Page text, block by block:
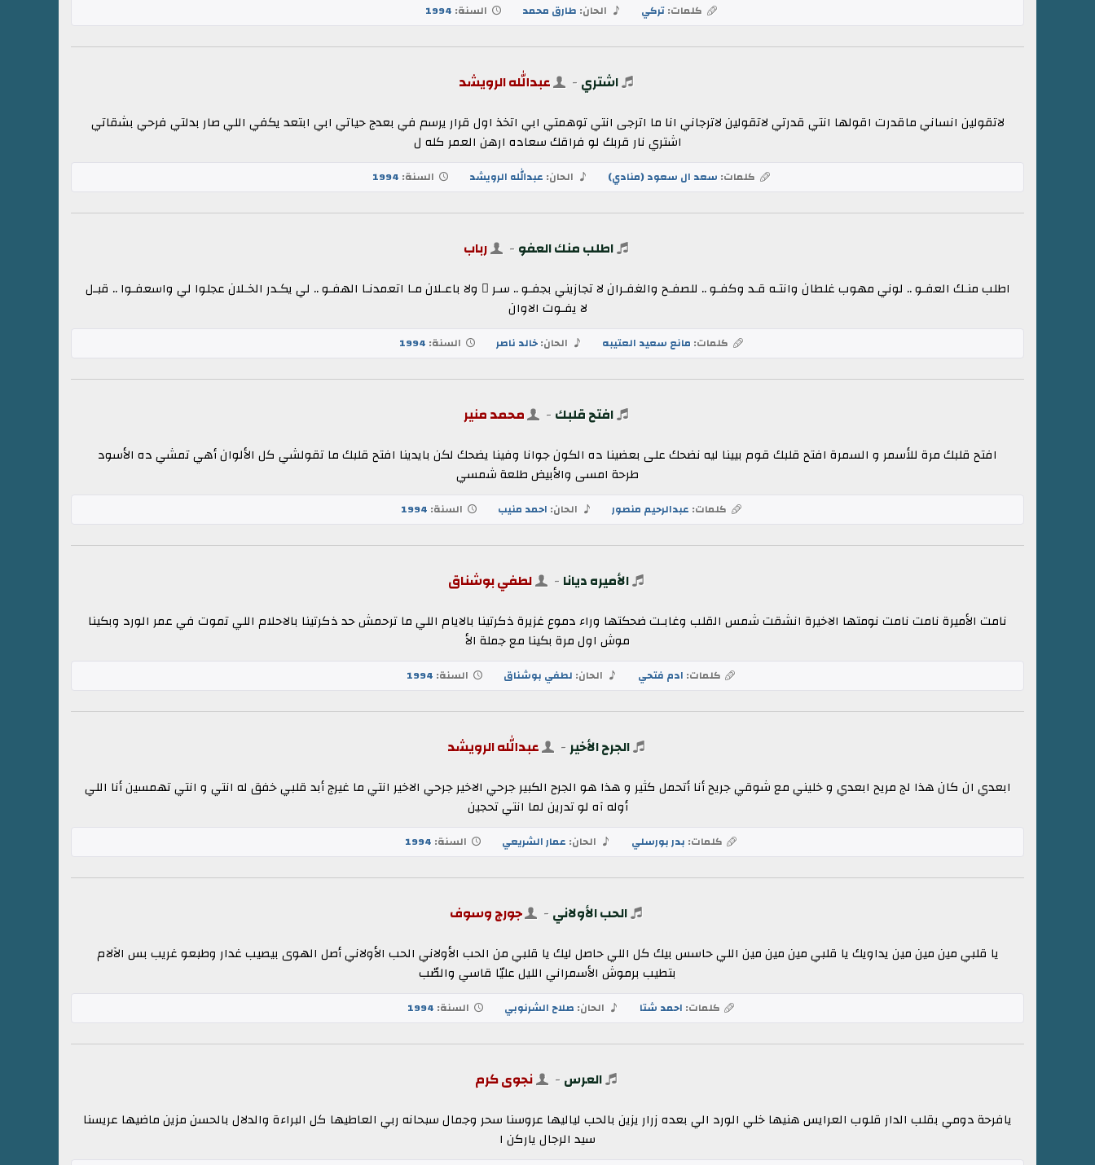
كلمات:تركي الحان: طارق محمد السنة: 1994
اشتري - عبدالله الرويشد
لاتقولين انساني ماقدرت اقولها انتي قدرتي لاتقولين لاترجاني انا ما اترجى انتي توهمتي ابي اتخذ اول قرار يرسم في بعدج حياتي ابي ابتعد يكفي اللي صار بدلتي فرحي بشقاتي
اشتري نار قربك لو فراقك سعاده ارهن العمر كله ل
كلمات: سعد ال سعود (منادي) الحان: عبدالله الرويشد السنة: 1994
اطلب منك العفو - رباب
اطلب منـك العفـو .. لوني مهوب غلطان وانتـه قـد وكفـو .. للصفـح والغفـران لا تجازيني بجفـو .. سـر ٍ ولا باعـلان مـا اتعمدنـا الهفـو .. لي يكـدر الخـلان عجلوا لي واسعفـوا .. قبـل
لا يفـوت الاوان
كلمات: مانع سعيد العتيبه الحان:خالد ناصر السنة: 1994
افتح قلبك - محمد منير
افتح قلبك مرة للأسمر و السمرة افتح قلبك قوم بيينا ليه نضحك على بعضينا ده الكون جوانا وفينا يضحك لكن بايدينا افتح قلبك ما تقولشي كل الألوان أهي تمشي ده الأسود
طرحة امسى والأبيض طلعة شمسي
كلمات: عبدالرحيم منصور الحان: احمد منيب السنة: 1994
الأميره ديانا - لطفي بوشناق
نامت الأميرة نامت نامت نومتها الاخيرة انشقت شمس القلب وغابـت ضحكتها وراء دموع غزيرة ذكرتينا بالايام اللي ما ترحمش حد ذكرتينا بالاحلام اللي تموت في عمر الورد وبكينا
موش اول مرة بكينا مع جملة الأ
كلمات: ادم فتحي الحان: لطفي بوشناق السنة: 1994
الجرح الأخير- عبدالله الرويشد
ابعدي ان كان هذا لج مريح ابعدي و خليني مع شوقي جريح أنا أتحمل كثير و هذا هو الجرح الكبير جرحي الاخير جرحي الاخير انتي ما غيرج أبد قلبي خفق له انتي و انتي تهمسين أنا اللي
أوله آه لو تدرين لما انتي تحجين
كلمات: بدر بورسلي الحان: عمار الشريعي السنة: 1994
الحب الأولاني - جورج وسوف
يا قلبي مين مين مين يداويك يا قلبي مين مين مين اللي حاسس بيك كل اللي حاصل ليك يا قلبي من الحب الأولاني الحب الأولاني أصل الهوى بيصيب غدار وطبعو غريب بس الآلام
بتطيب برموش الأسمراني الليل عليّا قاسي والصّب
كلمات: احمد شتا الحان: صلاح الشرنوبي السنة: 1994
العرس - نجوى كرم
يافرحة دومي بقلب الدار قلوب العرايس هنيها خلي الورد الي بعده زرار يزين بالحب لياليها عروسنا سحر وجمال سبحانه ربي العاطيها كل البراءة والدلال بالحسن مزين ماضيها عريسنا
سيد الرجال ياركن ا